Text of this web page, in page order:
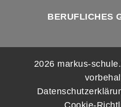
BERUFLICHES
2026 markus-
Cookie-